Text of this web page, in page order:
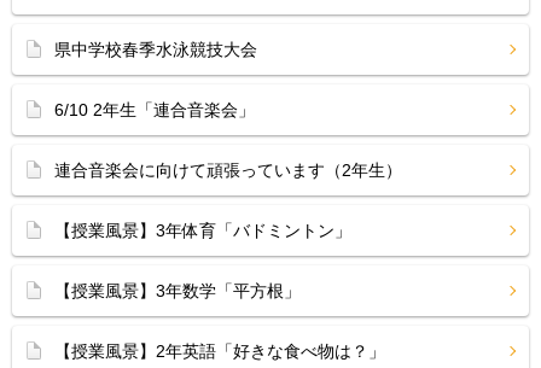
県中学校春季水泳競技大会
6/10 2年生「連合音楽会」
連合音楽会に向けて頑張っています（2年生）
【授業風景】3年体育「バドミントン」
【授業風景】3年数学「平方根」
【授業風景】2年英語「好きな食べ物は？」